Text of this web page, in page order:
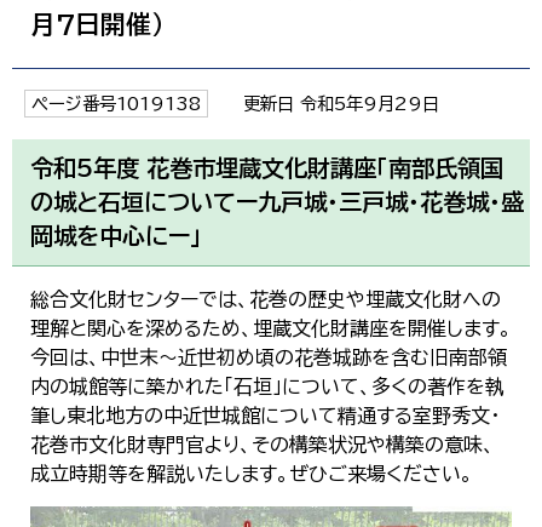
月7日開催）
ページ番号1019138 更新日 令和5年9月29日
令和5年度 花巻市埋蔵文化財講座「南部氏領国
の城と石垣についてー九戸城・三戸城・花巻城・盛
岡城を中心にー」
総合文化財センターでは、花巻の歴史や埋蔵文化財への
理解と関心を深めるため、埋蔵文化財講座を開催します。
今回は、中世末～近世初め頃の花巻城跡を含む旧南部領
内の城館等に築かれた「石垣」について、多くの著作を執
筆し東北地方の中近世城館について精通する室野秀文・
花巻市文化財専門官より、その構築状況や構築の意味、
成立時期等を解説いたします。ぜひご来場ください。